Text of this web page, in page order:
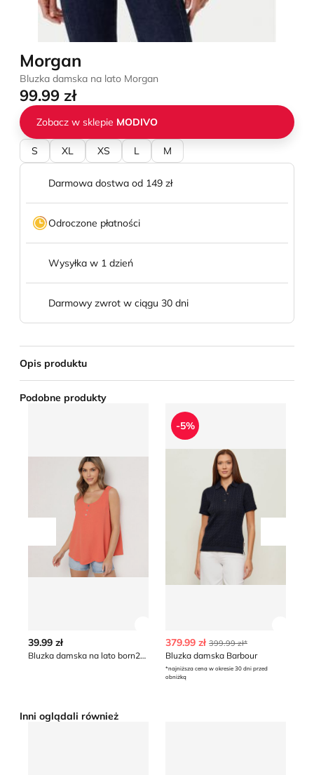
Morgan
Bluzka damska na lato Morgan
99.99 zł
Zobacz w sklepie MODIVO
S XL XS L M
Darmowa dostwa od 149 zł
Odroczone płatności
Wysyłka w 1 dzień
Darmowy zwrot w ciągu 30 dni
Opis produktu
Podobne produkty
Przesuń w lewo
Bluzka damska na lato born2be
39.99 zł
Bluzka damska na lato born2be
Bluzka damska Barbour
-5%
379.99 zł 399.99 zł*
Bluzka damska Barbour
*najniższa cena w okresie 30 dni przed
obniżką
Inni oglądali również